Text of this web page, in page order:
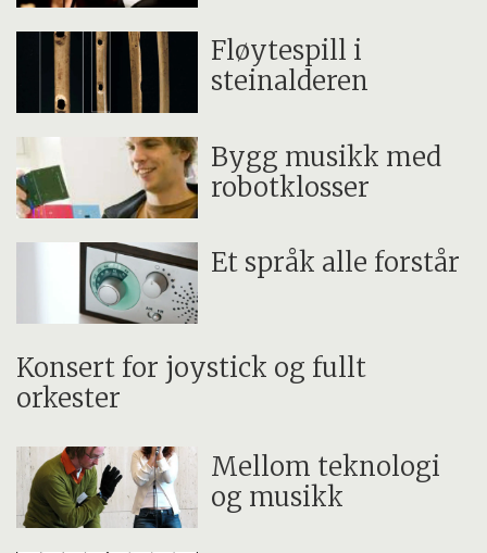
Fløytespill i
steinalderen
Bygg musikk med
robotklosser
Et språk alle forstår
Konsert for joystick og fullt
orkester
Mellom teknologi
og musikk